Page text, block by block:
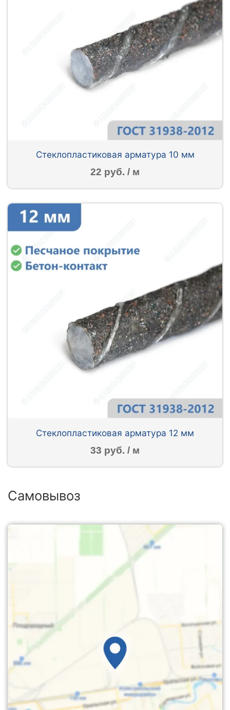
Стеклопластиковая арматура 10 мм
22 руб. / м
Стеклопластиковая арматура 12 мм
33 руб. / м
Самовывоз